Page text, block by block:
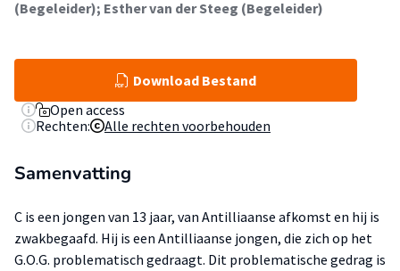
(Begeleider); Esther van der Steeg (Begeleider)
Download Bestand
Open access
Rechten:
Alle rechten voorbehouden
Samenvatting
C is een jongen van 13 jaar, van Antilliaanse afkomst en hij is
zwakbegaafd. Hij is een Antilliaanse jongen, die zich op het
G.O.G. problematisch gedraagt. Dit problematische gedrag is